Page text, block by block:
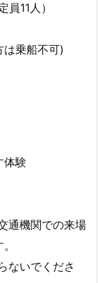
11人）
乗船不可)
体験
通機関での来場
ないでくださ